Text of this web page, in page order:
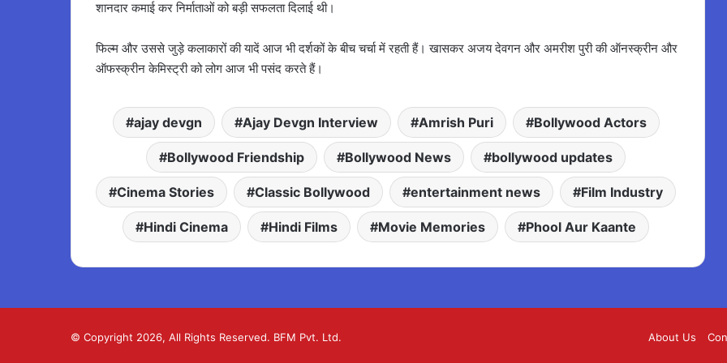
शानदार कमाई कर निर्माताओं को बड़ी सफलता दिलाई थी।
फिल्म और उससे जुड़े कलाकारों की यादें आज भी दर्शकों के बीच चर्चा में रहती हैं। खासकर अजय देवगन और अमरीश पुरी की ऑनस्क्रीन और
ऑफस्क्रीन केमिस्ट्री को लोग आज भी पसंद करते हैं।
ajay devgn Ajay Devgn Interview Amrish Puri Bollywood Actors
Bollywood Friendship Bollywood News bollywood updates
Cinema Stories Classic Bollywood entertainment news Film Industry
Hindi Cinema Hindi Films Movie Memories Phool Aur Kaante
© Copyright 2026, All Rights Reserved. BFM Pvt. Ltd. About Us